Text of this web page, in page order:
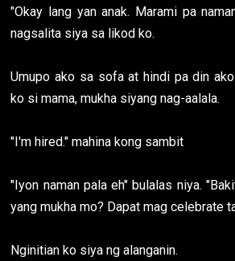
"Okay lang yan anak. Marami pa
nagsalita siya sa likod ko.
Umupo ako sa sofa at hindi pa din
ko si mama, mukha siyang nag-aalala.
"I'm hired." mahina kong sambit
"Iyon naman pala eh" bulalas niya.
yang mukha mo? Dapat mag celebrate
Nginitian ko siya ng alanganin.